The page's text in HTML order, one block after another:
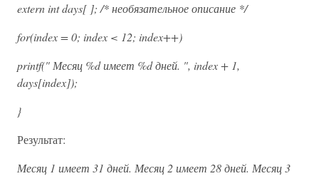
extern int days[ ]; /* необязательное описание */
for(index = 0; index < 12; index++)
printf(" Месяц %d имеет %d дней. ", index + 1,
days[index]);
}
Результат:
Месяц 1 имеет 31 дней. Месяц 2 имеет 28 дней. Месяц 3